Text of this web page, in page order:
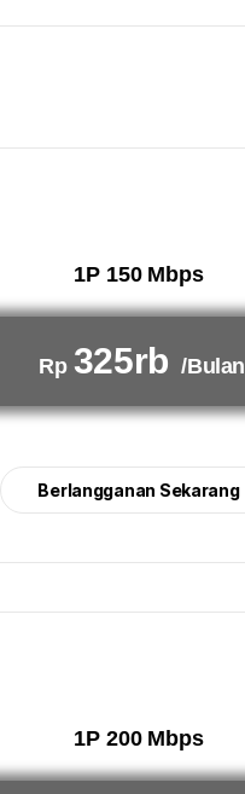
1P 150 Mbps
Rp 325rb /Bulan
Berlangganan Sekarang
1P 200 Mbps